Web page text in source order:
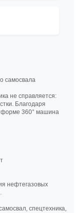
самосвала
не справляется:
Благодаря
360° машина
нефтегазовых
спецтехника,